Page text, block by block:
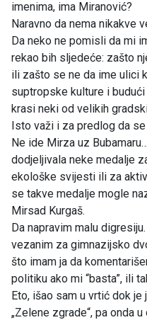
imenima, ima Miranović?
Naravno da nema nikakve
Da neko ne pomisli da mi
rekao bih sljedeće: zašto
ili zašto se ne da ime ulici
suptropske kulture i
krasi neki od velikih
Isto važi i za predlog da
Ne ide Mirza uz
dodjeljivala neke medalje
ekološke svijesti ili za
se takve medalje mogle
Mirsad Kurgaš.
Da napravim malu
vezanim za gimnazijsko
što imam ja da
politiku ako mi “basta”, ili
Eto, išao sam u vrtić dok
„Zelene zgrade“, pa onda